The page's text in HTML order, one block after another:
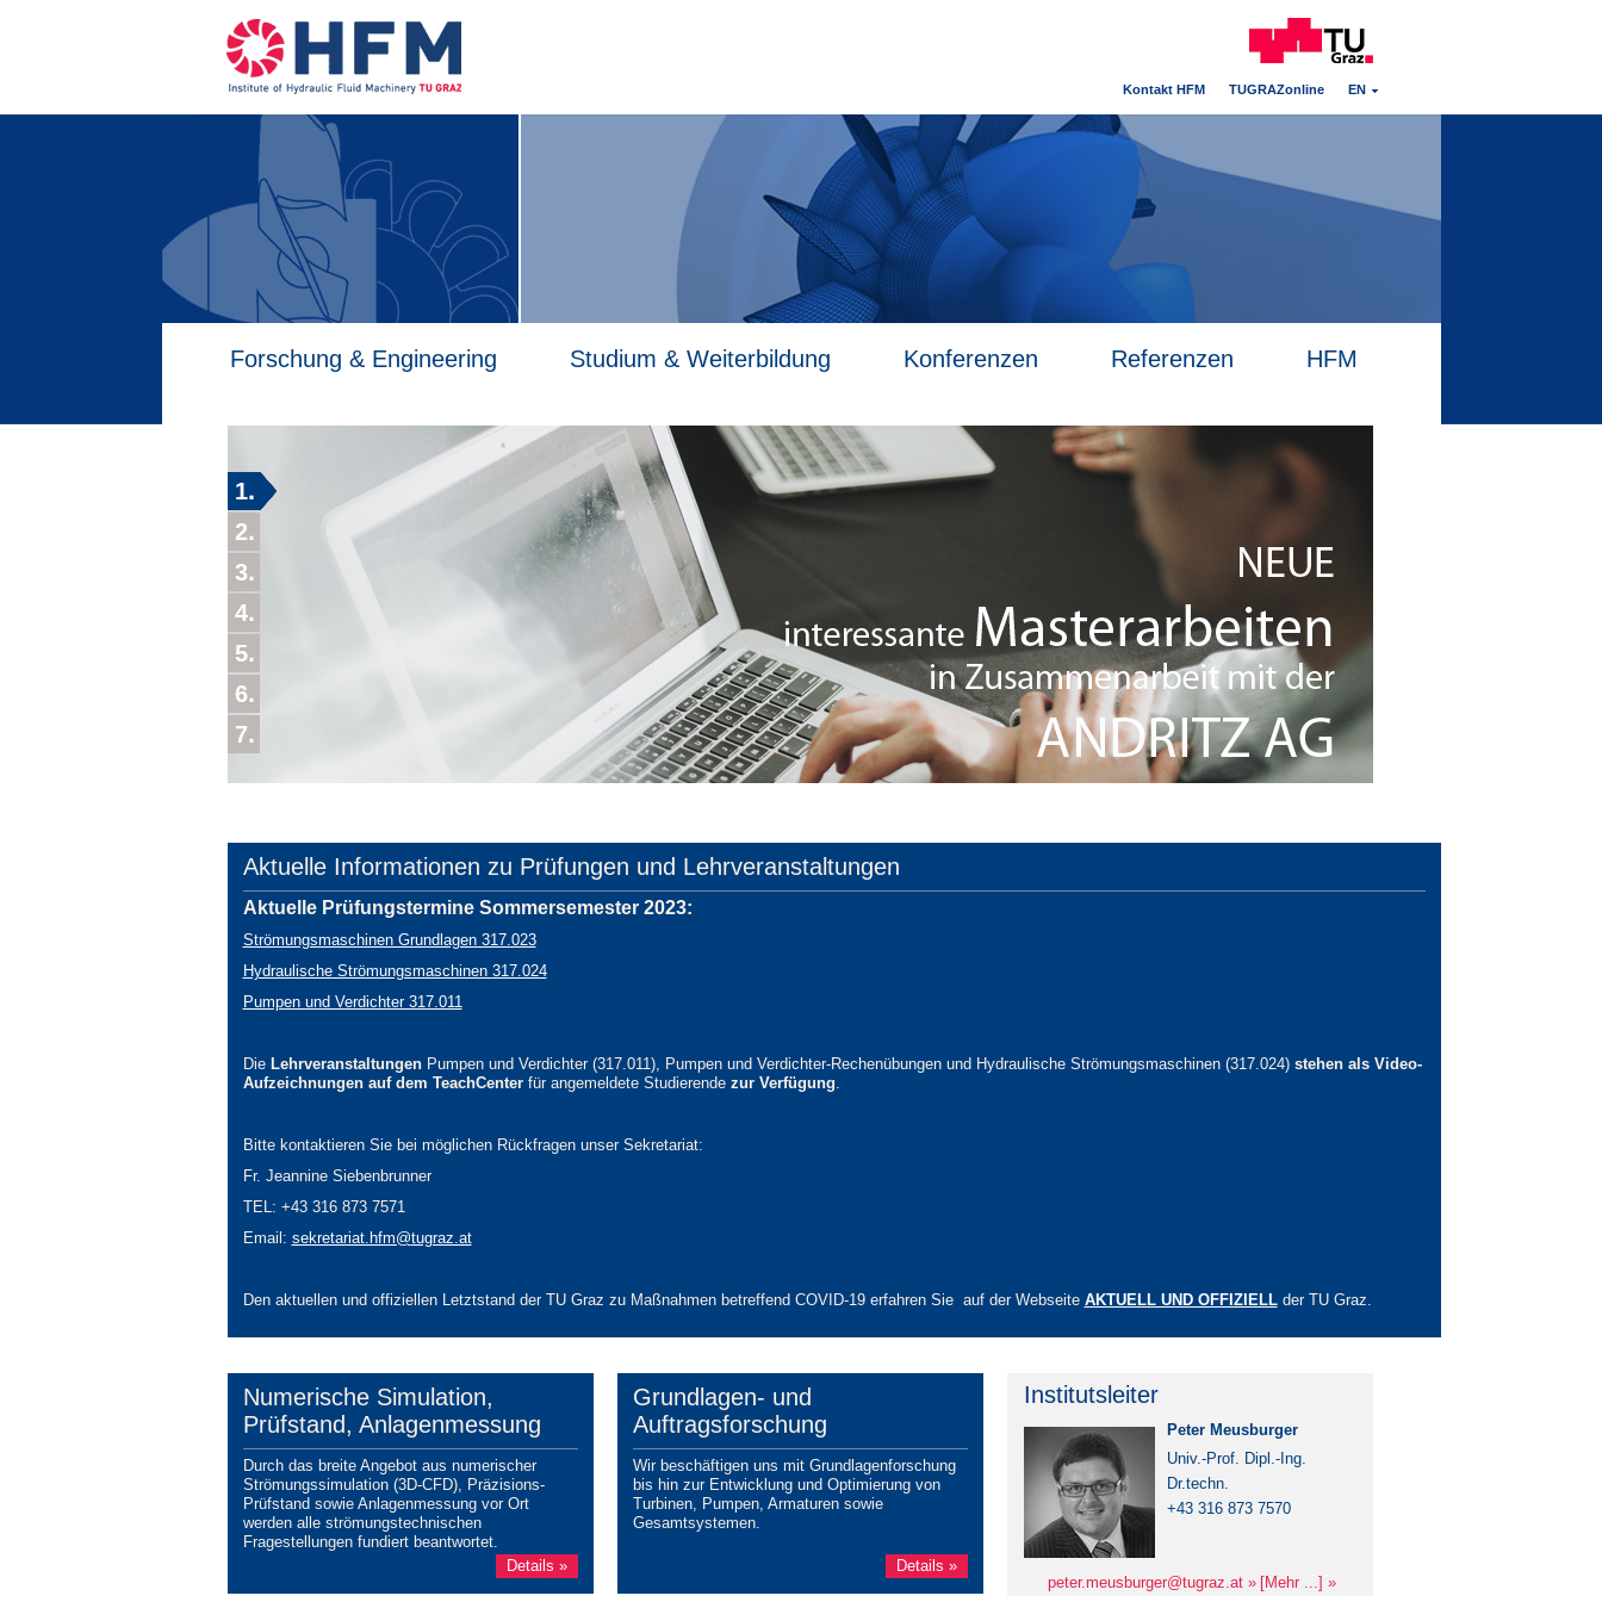
Kontakt HFM TUGRAZonline EN
Forschung & Engineering Studium & Weiterbildung Konferenzen Referenzen HFM
1
2
3
4
5
6
7
Aktuelle Informationen zu Prüfungen und Lehrveranstaltungen
Aktuelle Prüfungstermine Sommersemester 2023:
Strömungsmaschinen Grundlagen 317.023
Hydraulische Strömungsmaschinen 317.024
Pumpen und Verdichter 317.011
Die LehrveranstaltungenPumpen und Verdichter (317.011), Pumpen und Verdichter-Rechenübungen und Hydraulische Strömungsmaschinen (317.024) stehen als Video-
Aufzeichnungen auf dem TeachCenterfür angemeldete Studierende zur Verfügung.
Bitte kontaktieren Sie bei möglichen Rückfragen unser Sekretariat:
Fr. Jeannine Siebenbrunner
TEL: +43 316 873 7571
Email: sekretariat.hfm@tugraz.at
Den aktuellen und offiziellen Letztstand der TU Graz zu Maßnahmen betreffend COVID-19 erfahren Sie auf der Webseite AKTUELL UND OFFIZIELLder TU Graz.
Numerische Simulation,
Prüfstand, Anlagenmessung
Durch das breite Angebot aus numerischer
Strömungssimulation (3D-CFD), Präzisions-
Prüfstand sowie Anlagenmessung vor Ort
werden alle strömungstechnischen
Fragestellungen fundiert beantwortet.
Details »
Grundlagen- und
Auftragsforschung
Wir beschäftigen uns mit Grundlagenforschung
bis hin zur Entwicklung und Optimierung von
Turbinen, Pumpen, Armaturen sowie
Gesamtsystemen.
Details »
Institutsleiter
Peter Meusburger
Univ.-Prof. Dipl.-Ing.
Dr.techn.
+43 316 873 7570
peter.meusburger@tugraz.at [Mehr ...]